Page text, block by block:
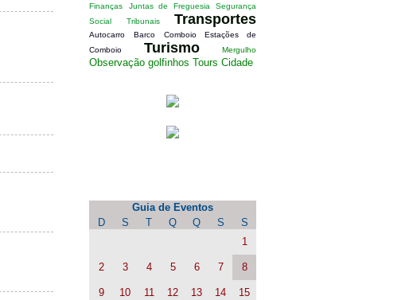
Finanças
Juntas de Freguesia
Segurança
Social
Tribunais Transportes
Autocarro Barco Comboio
Estações de
Comboio
Turismo Mergulho
Observação golfinhos Tours Cidade
Guia de Eventos
D
S T Q Q S
S
1
2 3 4 5 6 7 8
9 10 11 12 13 14 15